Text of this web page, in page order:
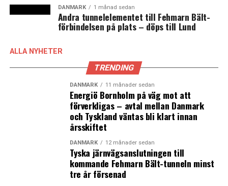
Ny inkubator för musikbranschen i Helsingborg
DANMARK 1 månad sedan
Andra tunnelelementet till Fehmarn Bält-
förbindelsen på plats – döps till Lund
ALLA NYHETER
TRENDING
DANMARK 11 månader sedan
Energiö Bornholm på väg mot att
förverkligas – avtal mellan Danmark
och Tyskland väntas bli klart innan
årsskiftet
DANMARK 12 månader sedan
Tyska järnvägsanslutningen till
kommande Fehmarn Bält-tunneln minst
tre år försenad